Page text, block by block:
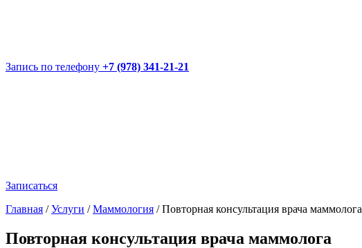
Запись по телефону +7 (978) 341-21-21
Записаться
Главная /Услуги /Маммология /Повторная консультация врача маммолога
Повторная консультация врача маммолога